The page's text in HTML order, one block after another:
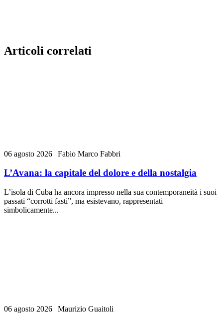
Articoli correlati
06 agosto 2026 | Fabio Marco Fabbri
L’Avana: la capitale del dolore e della nostalgia
L’isola di Cuba ha ancora impresso nella sua contemporaneità i suoi
passati “corrotti fasti”, ma esistevano, rappresentati
simbolicamente...
06 agosto 2026 | Maurizio Guaitoli